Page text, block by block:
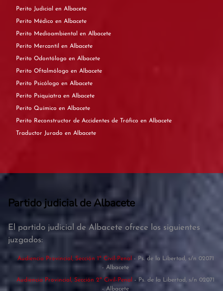
Perito Judicial en Albacete
Perito Médico en Albacete
Perito Medioambiental en Albacete
Perito Mercantil en Albacete
Perito Odontólogo en Albacete
Perito Oftalmólogo en Albacete
Perito Psicólogo en Albacete
Perito Psiquiatra en Albacete
Perito Químico en Albacete
Perito Reconstructor de Accidentes de Tráfico en Albacete
Traductor Jurado en Albacete
Partido judicial de Albacete
El partido judicial de Albacete ofrece los siguientes
juzgados:
Audiencia Provincial, Sección 1ª Civil-Penal - Ps. de la Libertad, s/n 02071
- Albacete
Audiencia Provincial, Sección 2ª Civil-Penal - Ps. de la Libertad, s/n 02071
- Albacete